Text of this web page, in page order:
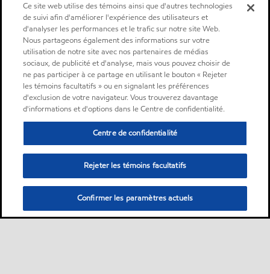
Ce site web utilise des témoins ainsi que d'autres technologies
de suivi afin d'améliorer l'expérience des utilisateurs et
d'analyser les performances et le trafic sur notre site Web.
Nous partageons également des informations sur votre
utilisation de notre site avec nos partenaires de médias
sociaux, de publicité et d'analyse, mais vous pouvez choisir de
ne pas participer à ce partage en utilisant le bouton « Rejeter
les témoins facultatifs » ou en signalant les préférences
d'exclusion de votre navigateur. Vous trouverez davantage
d'informations et d'options dans le Centre de confidentialité.
Centre de confidentialité
Rejeter les témoins facultatifs
Confirmer les paramètres actuels